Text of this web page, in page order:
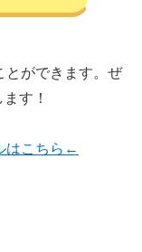
とができます。ぜ
す！
はこちら←